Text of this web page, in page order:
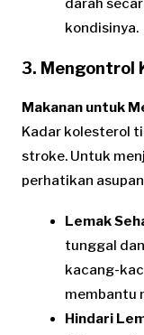
darah
kondisinya.
3. Mengontrol
Makanan untuk
Kadar kolesterol
stroke. Untuk
perhatikan
Lemak
tunggal
kacang-
membantu
Hindari